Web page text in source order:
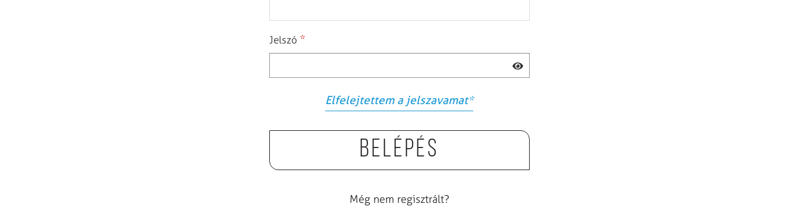
Jelszó *
Elfelejtettem a jelszavamat*
Belépés
Még nem regisztrált?